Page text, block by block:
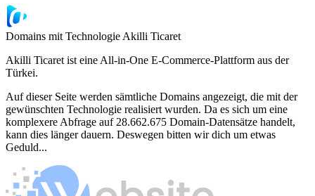
Domains mit Technologie Akilli Ticaret
Akilli Ticaret ist eine All-in-One E-Commerce-Plattform aus der
Türkei.
Auf dieser Seite werden sämtliche Domains angezeigt, die mit der
gewünschten Technologie realisiert wurden. Da es sich um eine
komplexere Abfrage auf 28.662.675 Domain-Datensätze handelt,
kann dies länger dauern. Deswegen bitten wir dich um etwas
Geduld...